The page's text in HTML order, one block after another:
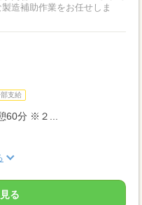
造補助作業をお任せしま
支給
60分 ※２...
る